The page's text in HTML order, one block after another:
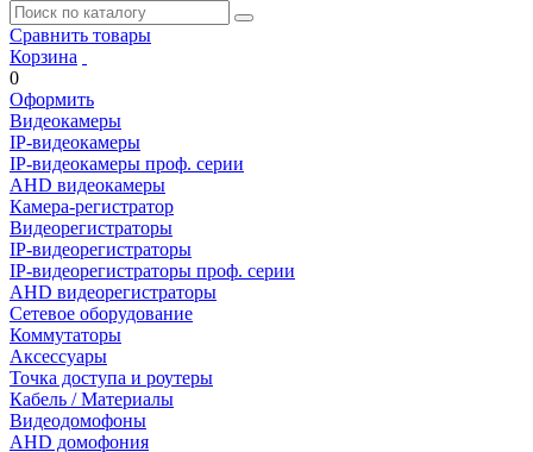
Сравнить товары
Корзина
0
Оформить
Видеокамеры
IP-видеокамеры
IP-видеокамеры проф. серии
AHD видеокамеры
Камера-регистратор
Видеорегистраторы
IP-видеорегистраторы
IP-видеорегистраторы проф. серии
AHD видеорегистраторы
Сетевое оборудование
Коммутаторы
Аксессуары
Точка доступа и роутеры
Кабель / Материалы
Видеодомофоны
AHD домофония